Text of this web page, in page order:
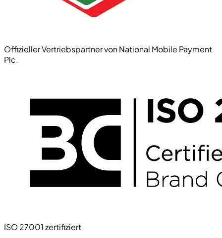
Offizieller Vertriebspartner von National Mobile Payment
Plc.
ISO 27001 zertifiziert